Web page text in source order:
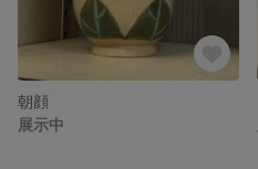
朝顔
展示中